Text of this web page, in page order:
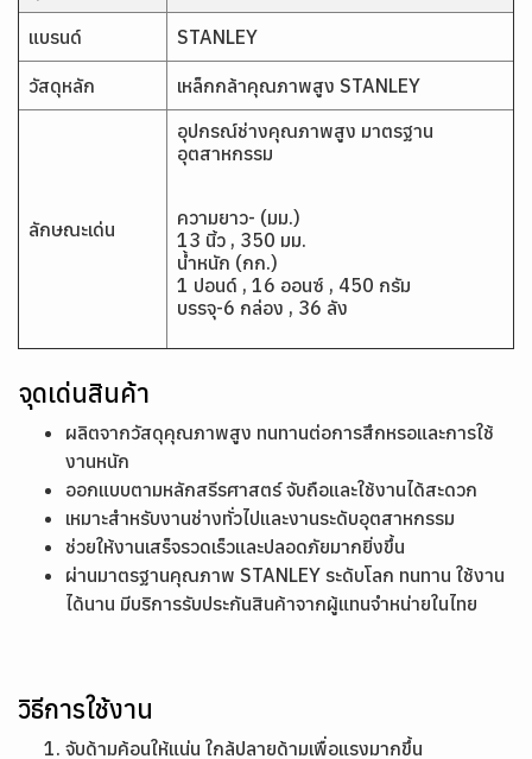
แบรนด์ STANLEY
วัสดุหลัก เหล็กกล้าคุณภาพสูง STANLEY
ลักษณะเด่น
อุปกรณ์ช่างคุณภาพสูง มาตรฐาน
อุตสาหกรรม
ความยาว- (มม.)
13 นิ้ว , 350 มม.
น้ำหนัก (กก.)
1 ปอนด์ , 16 ออนซ์ , 450 กรัม
บรรจุ-6 กล่อง , 36 ลัง
จุดเด่นสินค้า
ผลิตจากวัสดุคุณภาพสูง ทนทานต่อการสึกหรอและการใช้
งานหนัก
ออกแบบตามหลักสรีรศาสตร์ จับถือและใช้งานได้สะดวก
เหมาะสำหรับงานช่างทั่วไปและงานระดับอุตสาหกรรม
ช่วยให้งานเสร็จรวดเร็วและปลอดภัยมากยิ่งขึ้น
ผ่านมาตรฐานคุณภาพ STANLEY ระดับโลก ทนทาน ใช้งาน
ได้นาน มีบริการรับประกันสินค้าจากผู้แทนจำหน่ายในไทย
วิธีการใช้งาน
จับด้ามค้อนให้แน่น ใกล้ปลายด้ามเพื่อแรงมากขึ้น